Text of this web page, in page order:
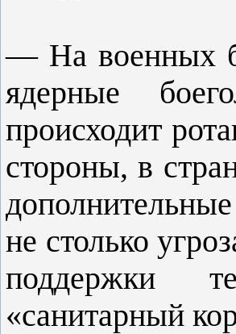
— На военных
ядерные
происходит
стороны, в
не столько
поддержки
«санитарный